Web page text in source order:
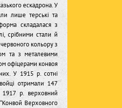
ескадрона. У
лише терські та
складалася з
срібними стали й
кольору з
та з металевими
офіцерами конвоя
У 1915 р. сотні
отримали 147
1917 р. верховний
Верховного